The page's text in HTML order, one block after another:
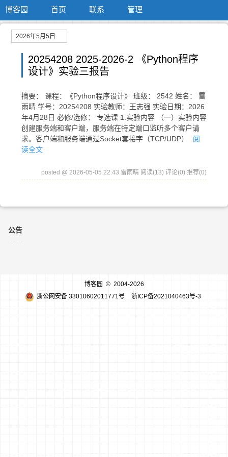
博客园 首页 联系 管理
2026年5月5日
20254208 2025-2026-2 《Python程序
设计》实验三报告
摘要： 课程：《Python程序设计》 班级： 2542 姓名： 雷
雨晴 学号：20254208 实验教师：王志强 实验日期：2026
年4月28日 必修/选修： 专选课 1.实验内容 （一）实验内容
创建服务端和客户端，服务端在特定端口监听多个客户请
求。客户端和服务端通过Socket套接字（TCP/UDP）
阅
读全文
posted @ 2026-05-05 22:43 雷雨晴 阅读(13) 评论(0) 推荐(0)
公告
博客园 © 2004-2026
浙公网安备 33010602011771号
浙ICP备2021040463号-3